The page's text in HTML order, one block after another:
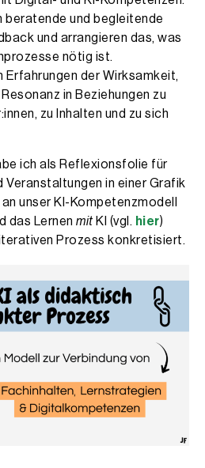
beratende und begleitende
und arrangieren das, was
nötig ist.
Erfahrungen der Wirksamkeit,
in Beziehungen zu
zu Inhalten und zu sich
ich als Reflexionsfolie für
Veranstaltungen in einer Grafik
unser KI-Kompetenzmodell
das Lernen mit KI (vgl. hier)
Prozess konkretisiert.